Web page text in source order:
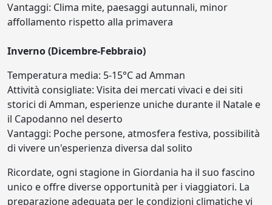
Vantaggi: Clima mite, paesaggi autunnali, minor
affollamento rispetto alla primavera
Inverno (Dicembre-Febbraio)
Temperatura media: 5-15°C ad Amman
Attività consigliate: Visita dei mercati vivaci e dei siti
storici di Amman, esperienze uniche durante il Natale e
il Capodanno nel deserto
Vantaggi: Poche persone, atmosfera festiva, possibilità
di vivere un'esperienza diversa dal solito
Ricordate, ogni stagione in Giordania ha il suo fascino
unico e offre diverse opportunità per i viaggiatori. La
preparazione adeguata per le condizioni climatiche vi